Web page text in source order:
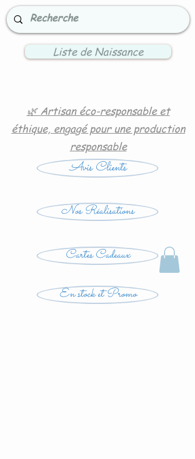
Liste de Naissance
🌿 Artisan éco-responsable et
éthique, engagé pour une production
responsable
Avis Clients
Nos Réalisations
Cartes Cadeaux
En stock et Promo